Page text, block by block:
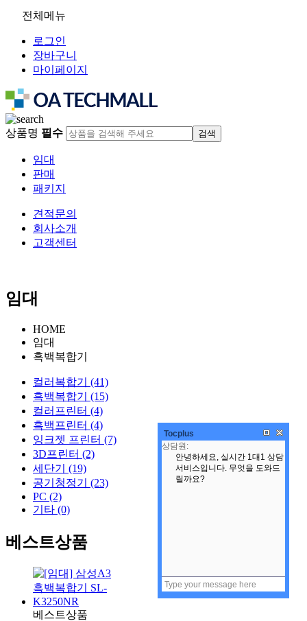
전체메뉴
로그인
장바구니
마이페이지
상품명 필수
임대
판매
패키지
견적문의
회사소개
고객센터
임대
HOME
임대
흑백복합기
컬러복합기 (41)
흑백복합기 (15)
컬러프린터 (4)
흑백프린터 (4)
잉크젯 프린터 (7)
3D프린터 (2)
세단기 (19)
공기청정기 (23)
PC (2)
기타 (0)
베스트상품
베스트상품
Tocplus